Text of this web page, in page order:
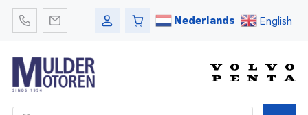
Nederlands English